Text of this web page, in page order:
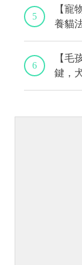
5
【寵
養貓
術！
6
【毛
鍵，
集｜